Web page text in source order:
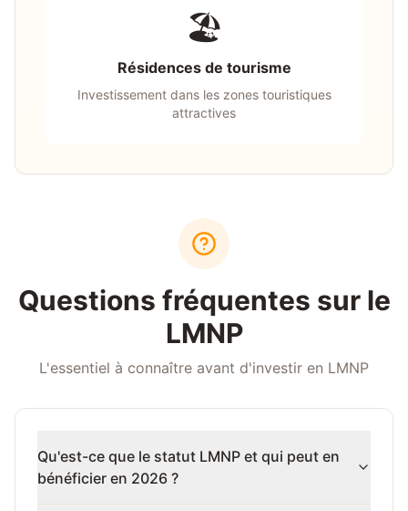
🏖️
Résidences de tourisme
Investissement dans les zones touristiques
attractives
Questions fréquentes sur le
LMNP
L'essentiel à connaître avant d'investir en LMNP
Qu'est-ce que le statut LMNP et qui peut en
bénéficier en 2026 ?